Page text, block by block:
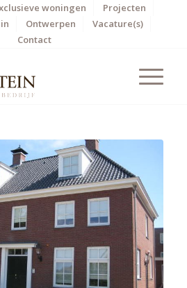
woningen
Projecten
Ontwerpen
Vacature(s)
Contact